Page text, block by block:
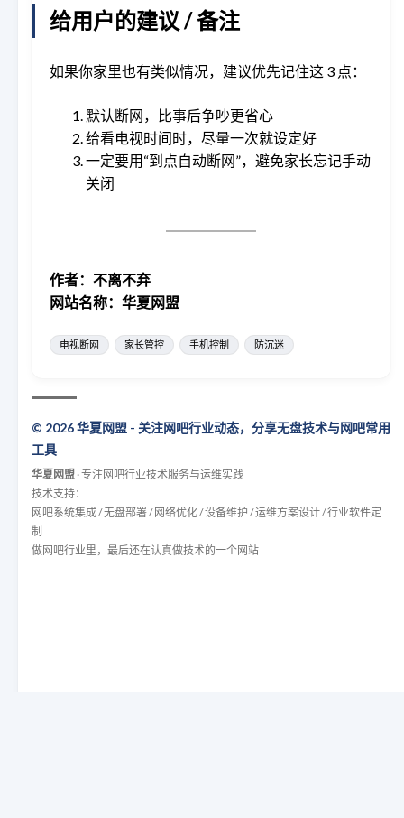
给用户的建议 / 备注
如果你家里也有类似情况，建议优先记住这 3 点：
默认断网，比事后争吵更省心
给看电视时间时，尽量一次就设定好
一定要用“到点自动断网”，避免家长忘记手动
关闭
作者：不离不弃
网站名称：华夏网盟
电视断网 家长管控 手机控制 防沉迷
© 2026 华夏网盟 - 关注网吧行业动态，分享无盘技术与网吧常用
工具
华夏网盟 · 专注网吧行业技术服务与运维实践
技术支持：
网吧系统集成 / 无盘部署 / 网络优化 / 设备维护 / 运维方案设计 / 行业软件定
制
做网吧行业里，最后还在认真做技术的一个网站